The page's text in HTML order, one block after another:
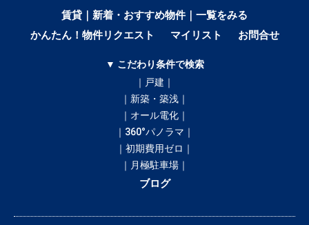
賃貸｜新着・おすすめ物件｜一覧をみる
かんたん！物件リクエスト
マイリスト お問合せ
▼ こだわり条件で検索
｜戸建｜
｜新築・築浅｜
｜オール電化｜
｜360°パノラマ｜
｜初期費用ゼロ｜
｜月極駐車場｜
ブログ